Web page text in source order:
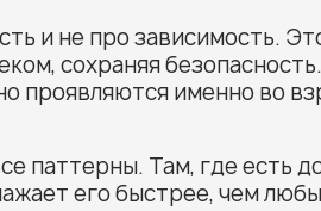
и не про зависимость.
сохраняя
проявляются именно во
паттерны. Там, где есть
его быстрее, чем